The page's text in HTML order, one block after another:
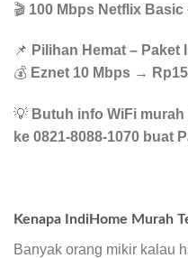
🎬 100 Mbps Netflix Basic
📌 Pilihan Hemat – Paket
💰 Eznet 10 Mbps →
💡 Butuh info WiFi
ke 0821-8088-1070 buat
Kenapa IndiHome Murah
Banyak orang mikir kalau